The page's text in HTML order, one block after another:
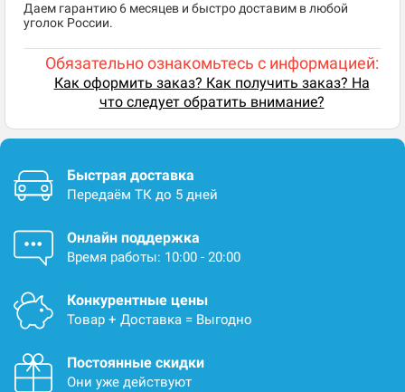
Даем гарантию 6 месяцев и быстро доставим в любой
уголок России.
Обязательно ознакомьтесь с информацией:
Как оформить заказ? Как получить заказ? На
что следует обратить внимание?
Быстрая доставка
Передаём ТК до 5 дней
Онлайн поддержка
Время работы: 10:00 - 20:00
Конкурентные цены
Товар + Доставка = Выгодно
Постоянные скидки
Они уже действуют